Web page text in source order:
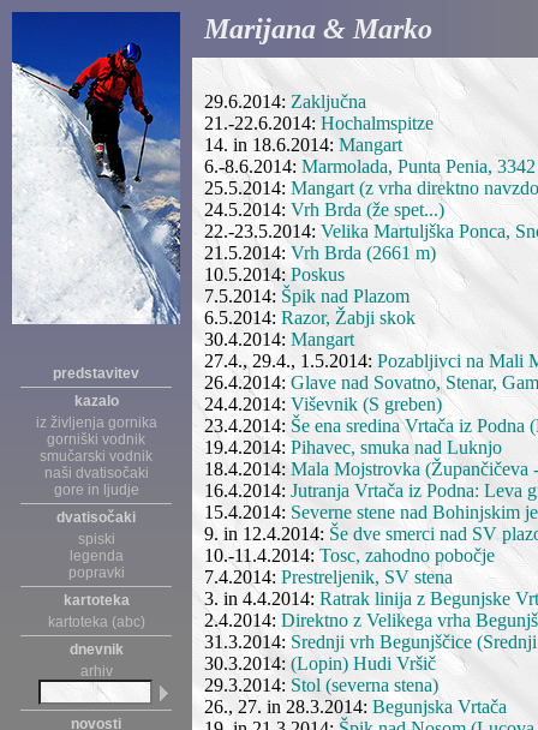
predstavitev
kazalo
iz življenja gornika
gorniški vodnik
smučarski vodnik
naši dvatisočaki
gore in ljudje
dvatisočaki
spiski
legenda
popravki
kartoteka
kartoteka (abc)
dnevnik
arhiv
novosti
Marijana & Marko
29.6.2014: Zaključna
21.-22.6.2014: Hochalmspitze
14. in 18.6.2014: Mangart
6.-8.6.2014: Marmolada, Punta Penia,
25.5.2014: Mangart (z vrha direktno
24.5.2014: Vrh Brda (že spet...)
22.-23.5.2014:Velika Martuljška Ponca,
21.5.2014: Vrh Brda (2661 m)
10.5.2014: Poskus
7.5.2014: Špik nad Plazom
6.5.2014: Razor, Žabji skok
30.4.2014: Mangart
27.4., 29.4., 1.5.2014: Pozabljivci na Mali
26.4.2014: Glave nad Sovatno, Stenar,
24.4.2014: Viševnik (S greben)
23.4.2014: Še ena sredina Vrtača iz Podna
19.4.2014: Pihavec, smuka nad Luknjo
18.4.2014: Mala Mojstrovka (Župančičeva
16.4.2014: Jutranja Vrtača iz Podna: Leva
15.4.2014: Severne stene nad Bohinjskim
9. in 12.4.2014: Še dve smerci nad SV
10.-11.4.2014: Tosc, zahodno pobočje
7.4.2014: Prestreljenik, SV stena
3. in 4.4.2014: Ratrak linija z Begunjske
2.4.2014:Direktno z Velikega vrha
31.3.2014: Srednji vrh Begunjščice
30.3.2014: (Lopin) Hudi Vršič
29.3.2014: Stol (severna stena)
26., 27. in 28.3.2014: Begunjska Vrtača